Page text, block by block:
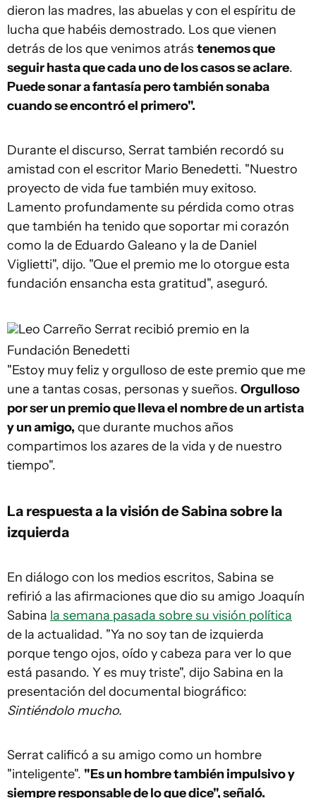
dieron las madres, las abuelas y con el espíritu de
lucha que habéis demostrado. Los que vienen
detrás de los que venimos atrás tenemos que
seguir hasta que cada uno de los casos se aclare.
Puede sonar a fantasía pero también sonaba
cuando se encontró el primero".
Durante el discurso, Serrat también recordó su
amistad con el escritor Mario Benedetti. "Nuestro
proyecto de vida fue también muy exitoso.
Lamento profundamente su pérdida como otras
que también ha tenido que soportar mi corazón
como la de Eduardo Galeano y la de Daniel
Viglietti", dijo. "Que el premio me lo otorgue esta
fundación ensancha esta gratitud", aseguró.
Leo Carreño Serrat recibió premio en la
Fundación Benedetti
"Estoy muy feliz y orgulloso de este premio que me
une a tantas cosas, personas y sueños. Orgulloso
por ser un premio que lleva el nombre de un artista
y un amigo, que durante muchos años
compartimos los azares de la vida y de nuestro
tiempo".
La respuesta a la visión de Sabina sobre la
izquierda
En diálogo con los medios escritos, Sabina se
refirió a las afirmaciones que dio su amigo Joaquín
Sabina la semana pasada sobre su visión política
de la actualidad. "Ya no soy tan de izquierda
porque tengo ojos, oído y cabeza para ver lo que
está pasando. Y es muy triste", dijo Sabina en la
presentación del documental biográfico:
Sintiéndolo mucho.
Serrat calificó a su amigo como un hombre
"inteligente". "Es un hombre también impulsivo y
siempre responsable de lo que dice", señaló.